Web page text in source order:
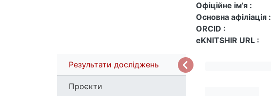
Офіційне ім’я :
Основна афіліація :
ORCID :
eKNITSHIR URL :
Результати досліджень
Проєкти